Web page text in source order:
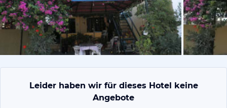
von Martin,
Leider haben wir für dieses Hotel keine
Angebote